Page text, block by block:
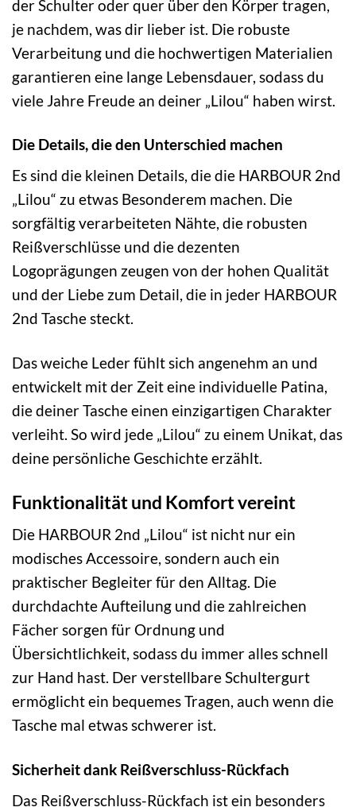
der Schulter oder quer über den Körper tragen,
je nachdem, was dir lieber ist. Die robuste
Verarbeitung und die hochwertigen Materialien
garantieren eine lange Lebensdauer, sodass du
viele Jahre Freude an deiner „Lilou“ haben wirst.
Die Details, die den Unterschied machen
Es sind die kleinen Details, die die HARBOUR 2nd
„Lilou“ zu etwas Besonderem machen. Die
sorgfältig verarbeiteten Nähte, die robusten
Reißverschlüsse und die dezenten
Logoprägungen zeugen von der hohen Qualität
und der Liebe zum Detail, die in jeder HARBOUR
2nd Tasche steckt.
Das weiche Leder fühlt sich angenehm an und
entwickelt mit der Zeit eine individuelle Patina,
die deiner Tasche einen einzigartigen Charakter
verleiht. So wird jede „Lilou“ zu einem Unikat, das
deine persönliche Geschichte erzählt.
Funktionalität und Komfort vereint
Die HARBOUR 2nd „Lilou“ ist nicht nur ein
modisches Accessoire, sondern auch ein
praktischer Begleiter für den Alltag. Die
durchdachte Aufteilung und die zahlreichen
Fächer sorgen für Ordnung und
Übersichtlichkeit, sodass du immer alles schnell
zur Hand hast. Der verstellbare Schultergurt
ermöglicht ein bequemes Tragen, auch wenn die
Tasche mal etwas schwerer ist.
Sicherheit dank Reißverschluss-Rückfach
Das Reißverschluss-Rückfach ist ein besonders